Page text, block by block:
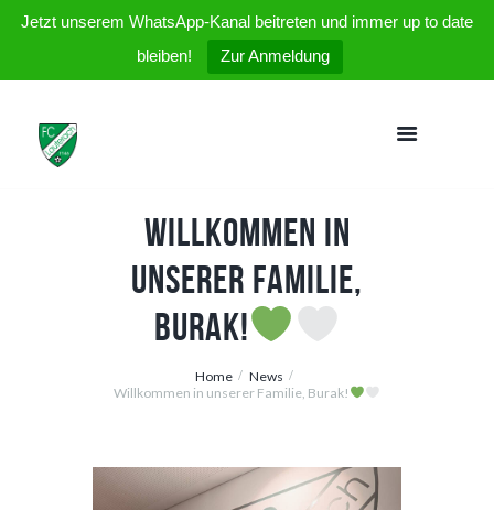
Jetzt unserem WhatsApp-Kanal beitreten und immer up to date
bleiben!
Zur Anmeldung
Willkommen in
unserer Familie,
Burak!
Home
News
Willkommen in unserer Familie, Burak!